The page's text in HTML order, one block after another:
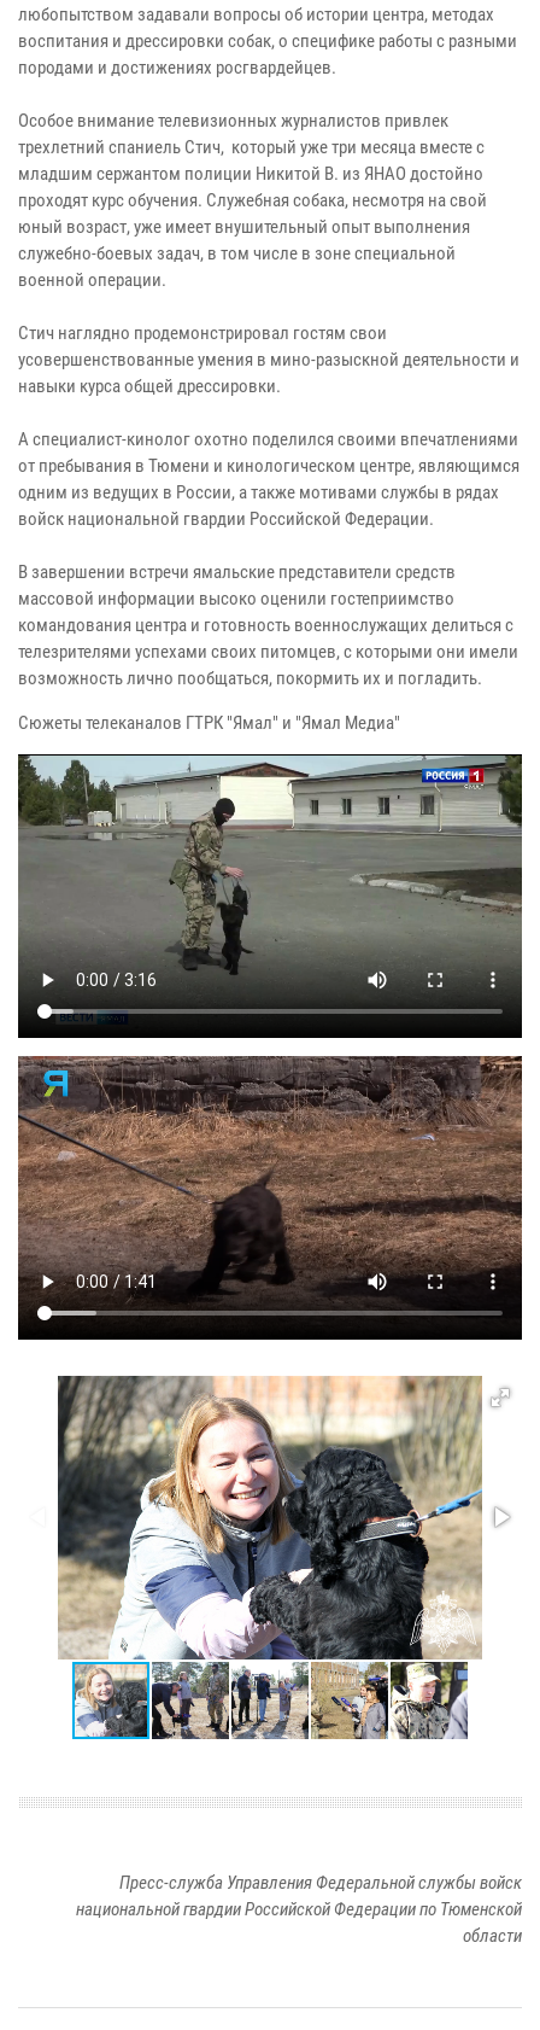
любопытством задавали вопросы об истории центра, методах
воспитания и дрессировки собак, о специфике работы с разными
породами и достижениях росгвардейцев.
Особое внимание телевизионных журналистов привлек
трехлетний спаниель Стич, который уже три месяца вместе с
младшим сержантом полиции Никитой В. из ЯНАО достойно
проходят курс обучения. Служебная собака, несмотря на свой
юный возраст, уже имеет внушительный опыт выполнения
служебно-боевых задач, в том числе в зоне специальной
военной операции.
Стич наглядно продемонстрировал гостям свои
усовершенствованные умения в мино-разыскной деятельности и
навыки курса общей дрессировки.
А специалист-кинолог охотно поделился своими впечатлениями
от пребывания в Тюмени и кинологическом центре, являющимся
одним из ведущих в России, а также мотивами службы в рядах
войск национальной гвардии Российской Федерации.
В завершении встречи ямальские представители средств
массовой информации высоко оценили гостеприимство
командования центра и готовность военнослужащих делиться с
телезрителями успехами своих питомцев, с которыми они имели
возможность лично пообщаться, покормить их и погладить.
Сюжеты телеканалов ГТРК "Ямал" и "Ямал Медиа"
Пресс-служба Управления Федеральной службы войск
национальной гвардии Российской Федерации по Тюменской
области